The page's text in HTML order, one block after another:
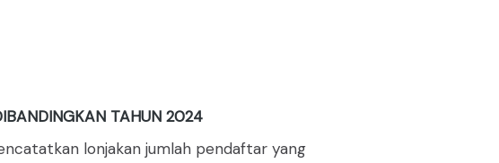
TAHUN 2024
lonjakan jumlah pendaftar yang